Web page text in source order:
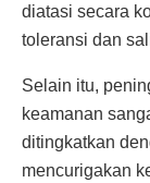
diatasi secara
toleransi dan
Selain itu,
keamanan
ditingkatkan
mencurigakan